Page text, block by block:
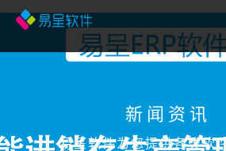
新闻资讯
易呈软件为您提供各类软